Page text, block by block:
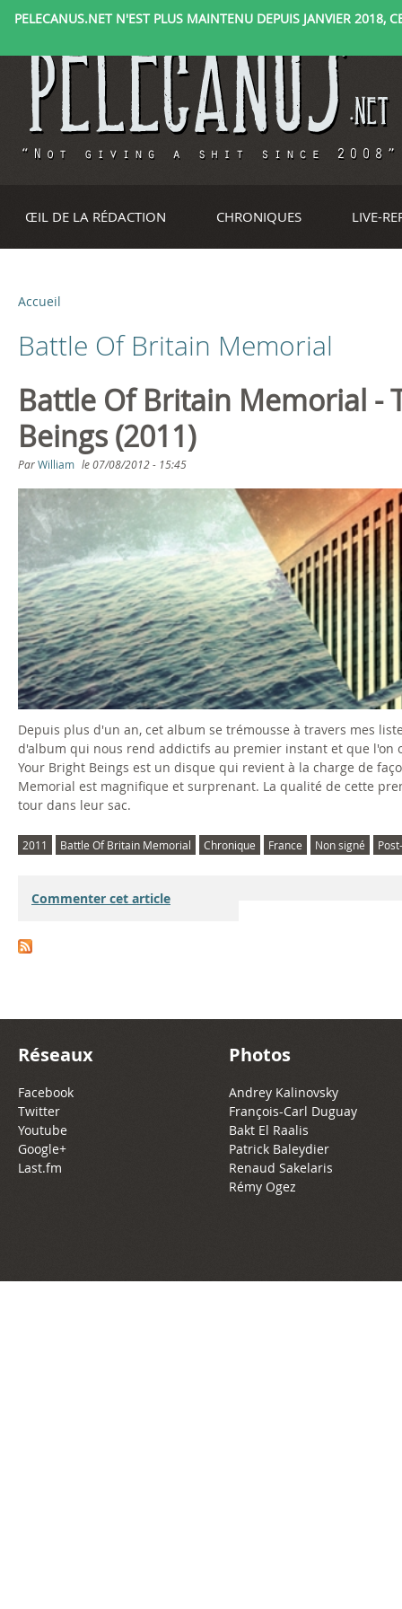
PELECANUS.NET N'EST PLUS MAINTENU DEPUIS JANVIER 2018,
ŒIL DE LA RÉDACTION CHRONIQUES LIVE-
V
o
u
s
ê
t
e
s
i
c
i
Accueil
Battle Of Britain Memorial
Battle Of Britain Memorial -
Beings (2011)
ParWilliam le07/08/2012 - 15:45
Depuis plus d'un an, cet album se trémousse à travers mes
d'album qui nous rend addictifs au premier instant et que
Your Bright Beings est un disque qui revient à la charge de
Memorial est magnifique et surprenant. La qualité de cette
tour dans leur sac.
2011 Battle Of Britain Memorial Chronique France Non signé
Commenter cet article
Réseaux
Facebook
Twitter
Youtube
Google+
Last.fm
Photos
Andrey Kalinovsky
François-Carl Duguay
Bakt El Raalis
Patrick Baleydier
Renaud Sakelaris
Rémy Ogez